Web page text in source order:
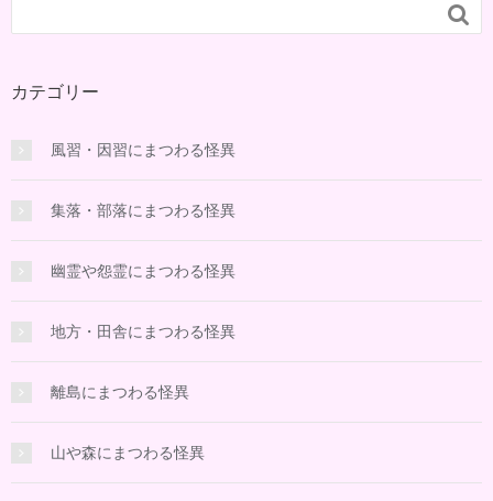

カテゴリー
風習・因習にまつわる怪異
集落・部落にまつわる怪異
幽霊や怨霊にまつわる怪異
地方・田舎にまつわる怪異
離島にまつわる怪異
山や森にまつわる怪異